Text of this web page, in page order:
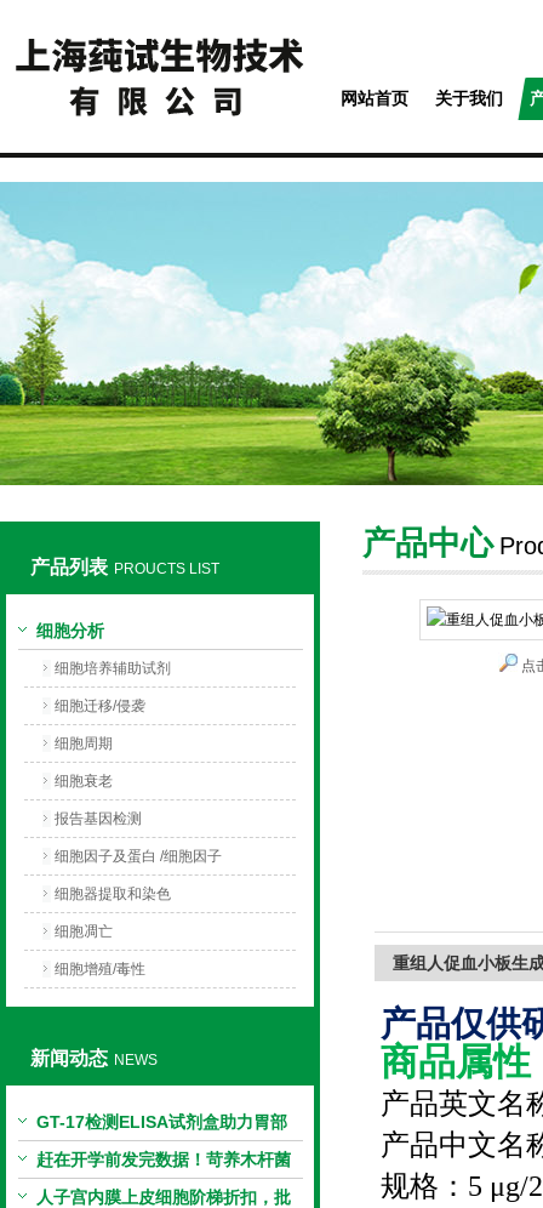
网站首页 关于我们
产品列表 PROUCTS LIST
细胞分析
细胞培养辅助试剂
细胞迁移/侵袭
细胞周期
细胞衰老
报告基因检测
细胞因子及蛋白 /细胞因子
细胞器提取和染色
细胞凋亡
细胞增殖/毒性
新闻动态 NEWS
GT-17检测ELISA试剂盒助力胃部
相关指标样本定量研究
赶在开学前发完数据！苛养木杆菌
PCR检测试剂盒暑假优惠开启
人子宫内膜上皮细胞阶梯折扣，批
产品中心
点
重组人促血小板生
产品仅供
商品属性
产品英文名
产品中文名
规格： 5 μg/